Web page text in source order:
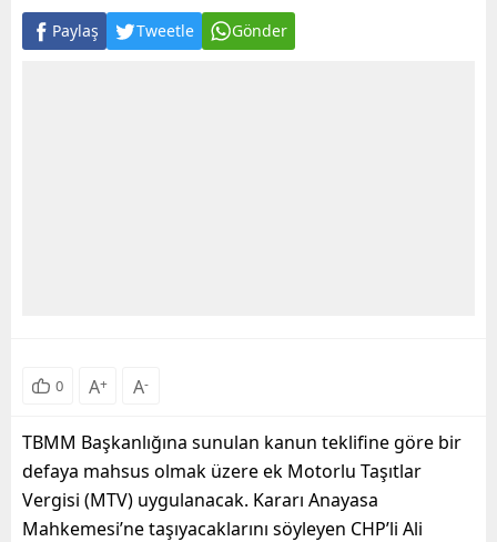
Paylaş Tweetle Gönder
0 A+ A-
TBMM Başkanlığına sunulan kanun teklifine göre bir
defaya mahsus olmak üzere ek Motorlu Taşıtlar
Vergisi (MTV) uygulanacak. Kararı Anayasa
Mahkemesi’ne taşıyacaklarını söyleyen CHP’li Ali